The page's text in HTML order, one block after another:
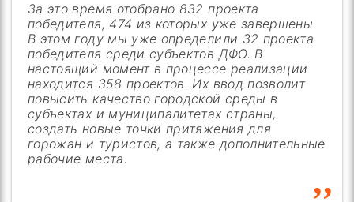
За это время отобрано 832 проекта
победителя, 474 из которых уже завершены.
В этом году мы уже определили 32 проекта
победителя среди субъектов ДФО. В
настоящий момент в процессе реализации
находится 358 проектов. Их ввод позволит
повысить качество городской среды в
субъектах и муниципалитетах страны,
создать новые точки притяжения для
горожан и туристов, а также дополнительные
рабочие места.